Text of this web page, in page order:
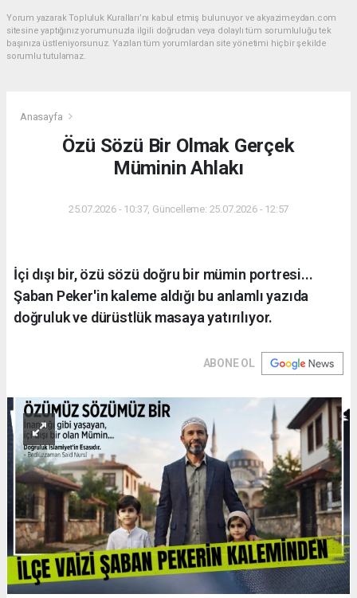
Yorum yazarak Topluluk Kuralları’nı kabul etmiş bulunuyor ve akyazimeydan.com
sitesine yaptığınız yorumunuzla ilgili doğrudan veya dolaylı tüm sorumluluğu tek
başınıza üstleniyorsunuz. Yazılan tüm yorumlardan site yönetimi hiçbir şekilde
sorumlu tutulamaz.
Anasayfa
Özü Sözü Bir Olmak Gerçek
Müminin Ahlakı
25.07.2026 - 10:37, Güncelleme: 25.07.2026 - 12:57
İçi dışı bir, özü sözü doğru bir mümin portresi...
Şaban Peker'in kaleme aldığı bu anlamlı yazıda
doğruluk ve dürüstlük masaya yatırılıyor.
ABONE OL